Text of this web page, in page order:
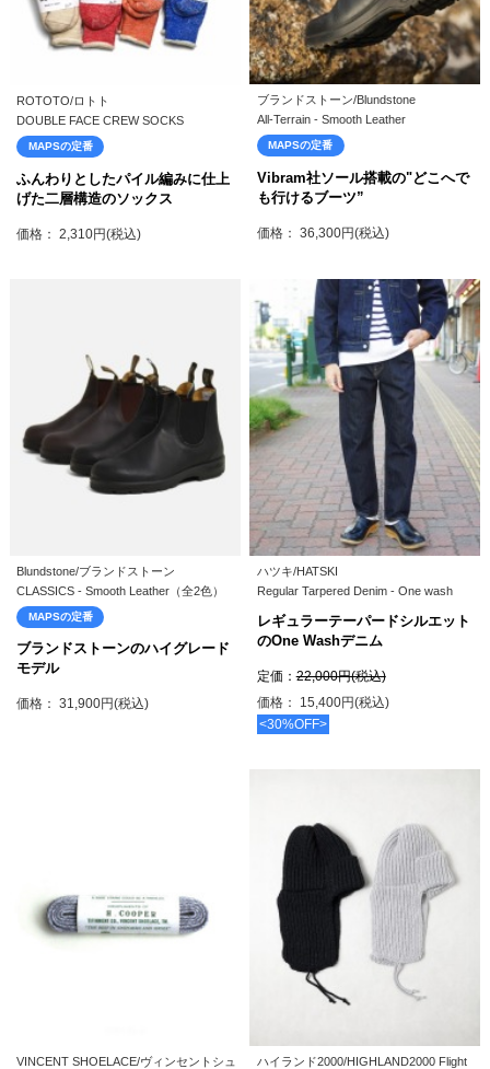
ROTOTO/ロトト
DOUBLE FACE CREW SOCKS
MAPSの定番
ふんわりとしたパイル編みに仕上
げた二層構造のソックス
価格： 2,310円(税込)
ブランドストーン/Blundstone
All-Terrain - Smooth Leather
MAPSの定番
Vibram社ソール搭載の"どこへで
も行けるブーツ”
価格： 36,300円(税込)
Blundstone/ブランドストーン
CLASSICS - Smooth Leather（全2色）
MAPSの定番
ブランドストーンのハイグレード
モデル
価格： 31,900円(税込)
ハツキ/HATSKI
Regular Tarpered Denim - One wash
レギュラーテーパードシルエット
のOne Washデニム
定価：22,000円(税込)
価格： 15,400円(税込)
<30%OFF>
VINCENT SHOELACE/ヴィンセントシュ
ハイランド2000/HIGHLAND2000 Flight